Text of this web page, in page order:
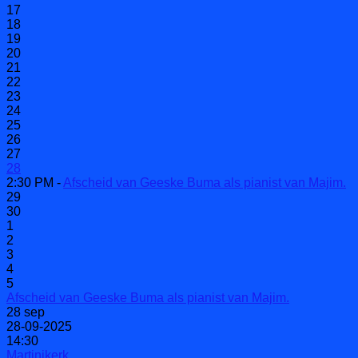
17
18
19
20
21
22
23
24
25
26
27
28
2:30 PM -Afscheid van Geeske Buma als pianist van Majim.
29
30
1
2
3
4
5
Afscheid van Geeske Buma als pianist van Majim.
28 sep
28-09-2025
14:30